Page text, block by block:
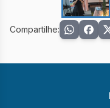
Compartilhe: